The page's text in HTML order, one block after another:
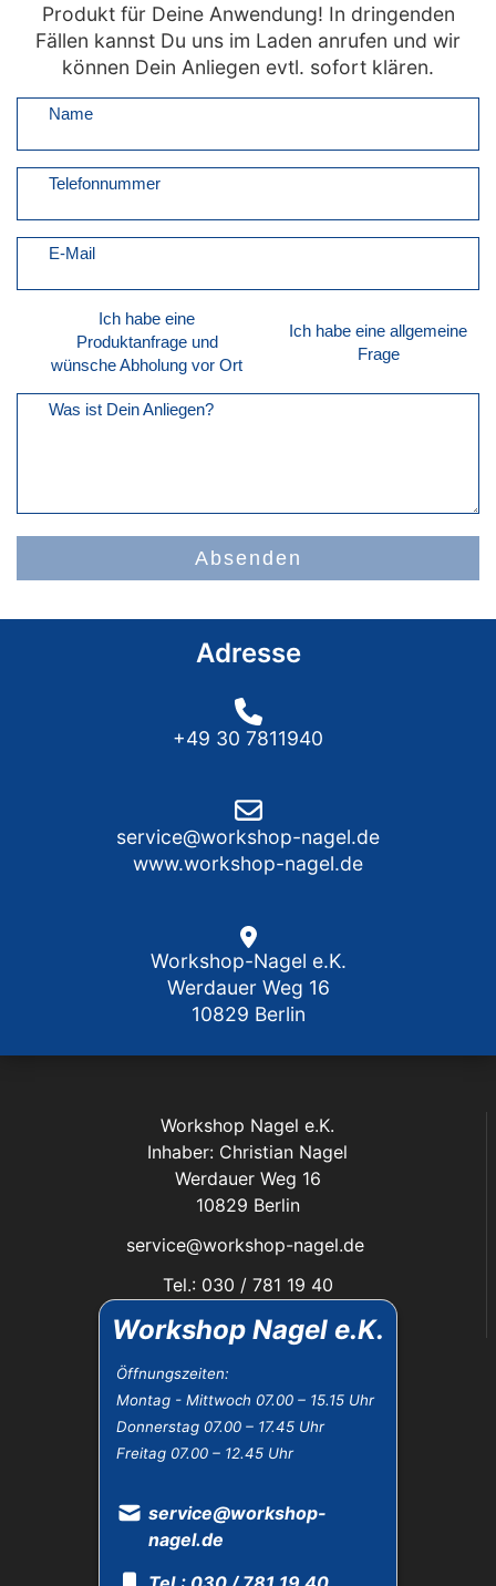
Workshop Nagel e.K.
Öffnungszeiten:
Montag - Mittwoch 07.00 – 15.15 Uhr
Donnerstag 07.00 – 17.45 Uhr
Freitag 07.00 – 12.45 Uhr
service@workshop-
nagel.de
Produkt für Deine Anwendung! In dringenden
Fällen kannst Du uns im Laden anrufen und wir
können Dein Anliegen evtl. sofort klären.
Name
Telefonnummer
E-Mail
Ich habe eine
Produktanfrage und
wünsche Abholung vor Ort
Ich habe eine allgemeine
Frage
Was ist Dein Anliegen?
Absenden
Adresse
+49 30 7811940
service@workshop-nagel.de
www.workshop-nagel.de
Workshop-Nagel e.K.
Werdauer Weg 16
10829 Berlin
Workshop Nagel e.K.
Inhaber: Christian Nagel
Werdauer Weg 16
10829 Berlin
service@workshop-nagel.de
Tel.: 030 / 781 19 40
Das Unternehmen:
Öffnungszeiten
Datenschutz
Impressum
AGB